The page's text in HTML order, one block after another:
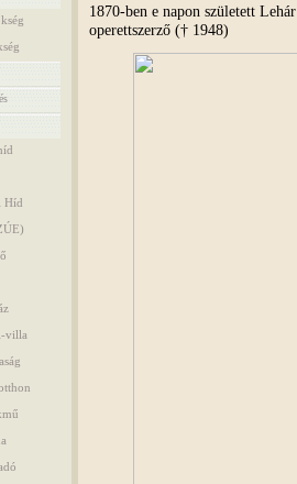
Híd
villa
1870-ben e napon született
operettszerző († 1948)